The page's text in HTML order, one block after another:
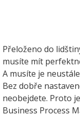
Přeloženo do
musíte mít
A musíte je
Bez dobře
neobejdete. Proto
Business Process